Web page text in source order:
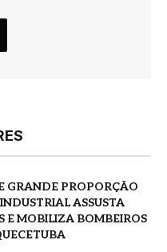
GRANDE PROPORÇÃO
ASSUSTA
E MOBILIZA BOMBEIROS